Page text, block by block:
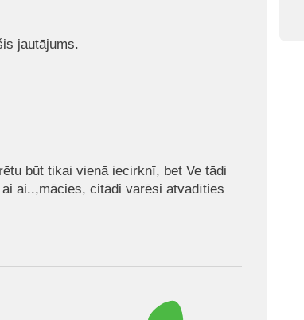
jautājums.
būt tikai vienā iecirknī, bet Ve tādi
ai..,mācies, citādi varēsi atvadīties